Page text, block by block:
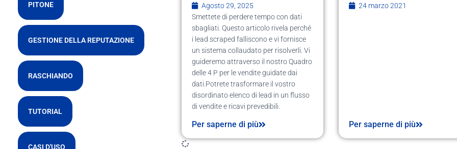
PITONE
GESTIONE DELLA REPUTAZIONE
RASCHIANDO
TUTORIAL
CASI D'USO
Agosto 29, 2025
Smettete di perdere tempo con dati
sbagliati. Questo articolo rivela perché
i lead scraped falliscono e vi fornisce
un sistema collaudato per risolverli. Vi
guideremo attraverso il nostro Quadro
delle 4 P per le vendite guidate dai
dati.Potrete trasformare il vostro
disordinato elenco di lead in un flusso
di vendite e ricavi prevedibili.
Per saperne di più
24 marzo 2021
Per saperne di più